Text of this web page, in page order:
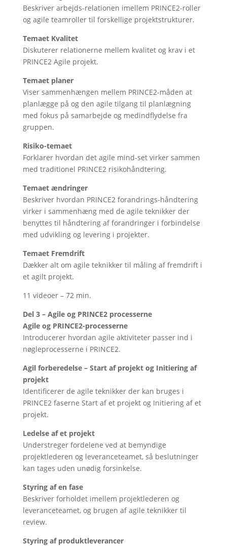
Beskriver arbejds-relationen imellem PRINCE2-roller
og agile teamroller til forskellige projektstrukturer.
Temaet Kvalitet
Diskuterer relationerne mellem kvalitet og krav i et
PRINCE2 Agile projekt.
Temaet planer
Viser sammenhængen mellem PRINCE2-måden at
planlægge på og den agile tilgang til planlægning
med fokus på samarbejde og medindflydelse fra
gruppen.
Risiko-temaet
Forklarer hvordan det agile mind-set virker sammen
med traditionel PRINCE2 risikohåndtering.
Temaet ændringer
Beskriver hvordan PRINCE2 forandrings-håndtering
virker i sammenhæng med de agile teknikker der
benyttes til håndtering af forandringer i forbindelse
med udvikling og levering i projekter.
Temaet Fremdrift
Dækker alt om agile teknikker til måling af fremdrift i
et agilt projekt.
11 videoer – 72 min.
Del 3 – Agile og PRINCE2 processerne
Agile og PRINCE2-processerne
Introducerer hvordan agile aktiviteter passer ind i
nøgleprocesserne i PRINCE2.
Agil forberedelse – Start af projekt og Initiering af
projekt
Identificerer de agile teknikker der kan bruges i
PRINCE2 faserne Start af et projekt og Initiering af et
projekt.
Ledelse af et projekt
Understreger fordelene ved at bemyndige
projektlederen og leveranceteamet, så beslutninger
kan tages uden unødig forsinkelse.
Styring af en fase
Beskriver forholdet imellem projektlederen og
leveranceteamet, og brugen af agile teknikker til
review.
Styring af produktleverancer